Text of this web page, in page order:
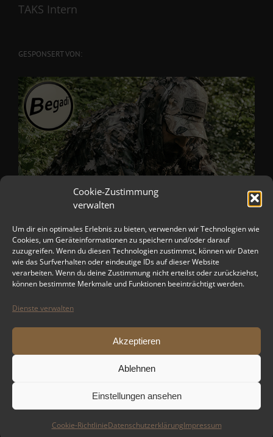
Cookie-Zustimmung
verwalten
Um dir ein optimales Erlebnis zu bieten, verwenden wir Technologien wie
Cookies, um Geräteinformationen zu speichern und/oder darauf
zuzugreifen. Wenn du diesen Technologien zustimmst, können wir Daten
wie das Surfverhalten oder eindeutige IDs auf dieser Website
verarbeiten. Wenn du deine Zustimmung nicht erteilst oder zurückziehst,
können bestimmte Merkmale und Funktionen beeinträchtigt werden.
Dienste verwalten
Akzeptieren
Ablehnen
Einstellungen ansehen
Cookie-RichtlinieDatenschutzerklärungImpressum
TAKS Intern
GESPONSERT VON:
Powered byWordPress